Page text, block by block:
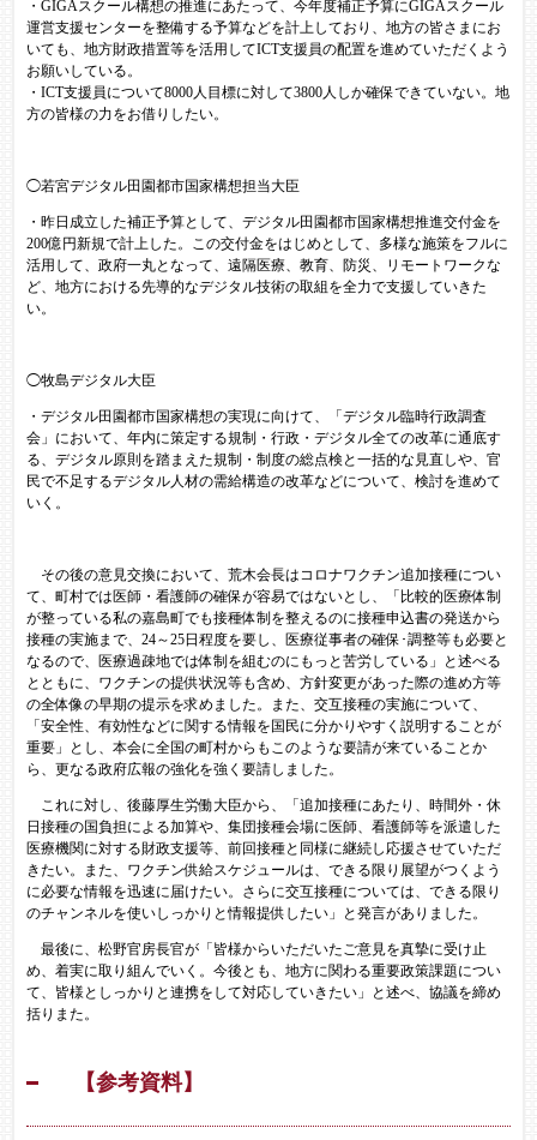
・GIGAスクール構想の推進にあたって、今年度補正予算にGIGAスクール
運営支援センターを整備する予算などを計上しており、地方の皆さまにお
いても、地方財政措置等を活用してICT支援員の配置を進めていただくよう
お願いしている。
・ICT支援員について8000人目標に対して3800人しか確保できていない。地
方の皆様の力をお借りしたい。
◯若宮デジタル田園都市国家構想担当大臣
・昨日成立した補正予算として、デジタル田園都市国家構想推進交付金を
200億円新規で計上した。この交付金をはじめとして、多様な施策をフルに
活用して、政府一丸となって、遠隔医療、教育、防災、リモートワークな
ど、地方における先導的なデジタル技術の取組を全力で支援していきた
い。
◯牧島デジタル大臣
・デジタル田園都市国家構想の実現に向けて、「デジタル臨時行政調査
会」において、年内に策定する規制・行政・デジタル全ての改革に通底す
る、デジタル原則を踏まえた規制・制度の総点検と一括的な見直しや、官
民で不足するデジタル人材の需給構造の改革などについて、検討を進めて
いく。
その後の意見交換において、荒木会長はコロナワクチン追加接種につい
て、町村では医師・看護師の確保が容易ではないとし、「比較的医療体制
が整っている私の嘉島町でも接種体制を整えるのに接種申込書の発送から
接種の実施まで、24～25日程度を要し、医療従事者の確保･調整等も必要と
なるので、医療過疎地では体制を組むのにもっと苦労している」と述べる
とともに、ワクチンの提供状況等も含め、方針変更があった際の進め方等
の全体像の早期の提示を求めました。また、交互接種の実施について、
「安全性、有効性などに関する情報を国民に分かりやすく説明することが
重要」とし、本会に全国の町村からもこのような要請が来ていることか
ら、更なる政府広報の強化を強く要請しました。
これに対し、後藤厚生労働大臣から、「追加接種にあたり、時間外・休
日接種の国負担による加算や、集団接種会場に医師、看護師等を派遣した
医療機関に対する財政支援等、前回接種と同様に継続し応援させていただ
きたい。また、ワクチン供給スケジュールは、できる限り展望がつくよう
に必要な情報を迅速に届けたい。さらに交互接種については、できる限り
のチャンネルを使いしっかりと情報提供したい」と発言がありました。
最後に、松野官房長官が「皆様からいただいたご意見を真摯に受け止
め、着実に取り組んでいく。今後とも、地方に関わる重要政策課題につい
て、皆様としっかりと連携をして対応していきたい」と述べ、協議を締め
括りまた。
【参考資料】